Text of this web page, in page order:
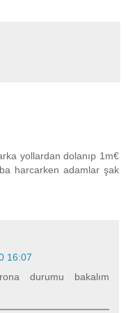
yollardan dolanıp 1m€
harcarken adamlar şak
16:07
durumu bakalım